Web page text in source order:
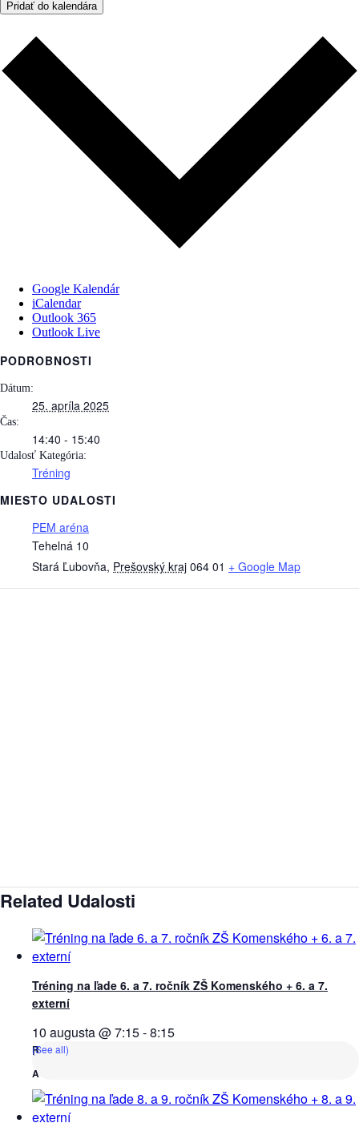
Pridať do kalendára
Google Kalendár
iCalendar
Outlook 365
Outlook Live
PODROBNOSTI
Dátum:
25. apríla 2025
Čas:
14:40 - 15:40
Udalosť Kategória:
Tréning
MIESTO UDALOSTI
PEM aréna
Tehelná 10
Stará Ľubovňa, Prešovský kraj 064 01 + Google Map
Related Udalosti
Tréning na ľade 6. a 7. ročník ZŠ Komenského + 6. a 7.
externí
10 augusta @ 7:15-8:15
(See all)